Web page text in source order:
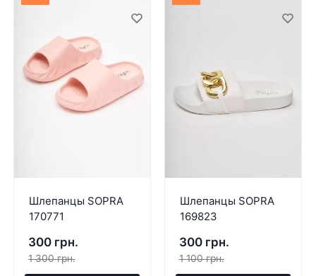
Шлепанцы SOPRA
170771
300 грн.
1 300 грн.
Шлепанцы SOPRA
169823
300 грн.
1 100 грн.